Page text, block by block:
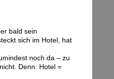
bald sein
sich im Hotel, hat
noch da – zu
Denn: Hotel =